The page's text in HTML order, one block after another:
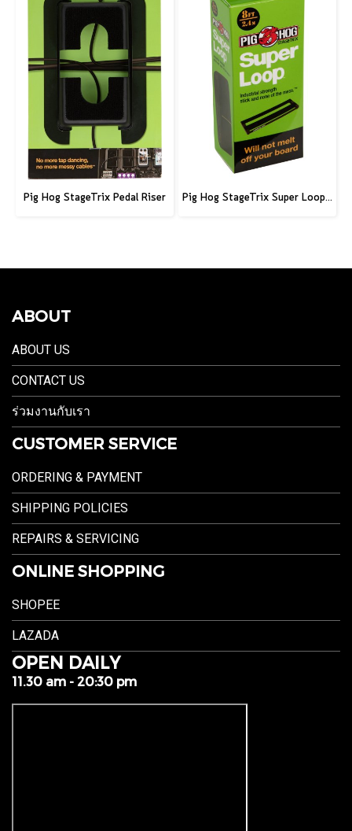
Pig Hog StageTrix Pedal Riser Pig Hog StageTrix Super Loop, 8ft (2.4m)
ABOUT
ABOUT US
CONTACT US
ร่วมงานกับเรา
CUSTOMER SERVICE
ORDERING & PAYMENT
SHIPPING POLICIES
REPAIRS & SERVICING
ONLINE SHOPPING
SHOPEE
LAZADA
OPEN DAILY
11.30 am - 20:30 pm